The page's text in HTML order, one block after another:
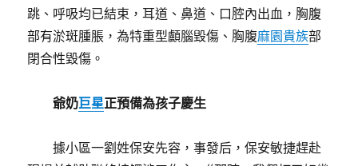
跳、呼吸均已結束，耳道、鼻道、口腔內出血，胸腹
部有淤斑腫脹，為特重型顱腦毀傷、胸腹麻園貴族部
閉合性毀傷。
爺奶巨星正預備為孩子慶生
據小區一劉姓保安先容，事發后，保安敏捷趕赴